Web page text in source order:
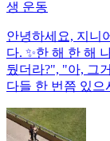
생 운동
안녕하세요, 지니
다. ✨한 해 한 해
뒀더라?", "아, 그
다들 한 번쯤 있으